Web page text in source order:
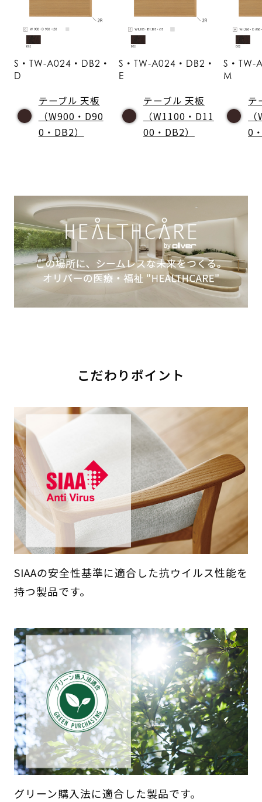
S・TW-A024・DB2・
D
テーブル 天板
（W900・D90
0・DB2）
S・TW-A024・DB2・
E
テーブル 天板
（W1100・D11
00・DB2）
S・TW-
M
テ
0
こだわりポイント
SIAAの安全性基準に適合した抗ウイルス性能を
持つ製品です。
グリーン購入法に適合した製品です。